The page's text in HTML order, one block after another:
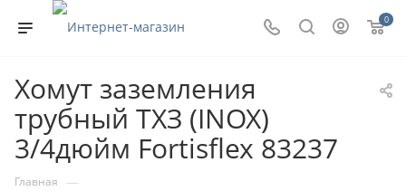
0
Хомут заземления
трубный ТХЗ (INOX)
3/4дюйм Fortisflex 83237
Главная —